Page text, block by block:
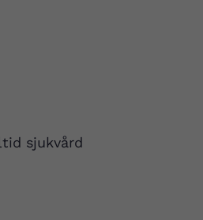
sjukvård